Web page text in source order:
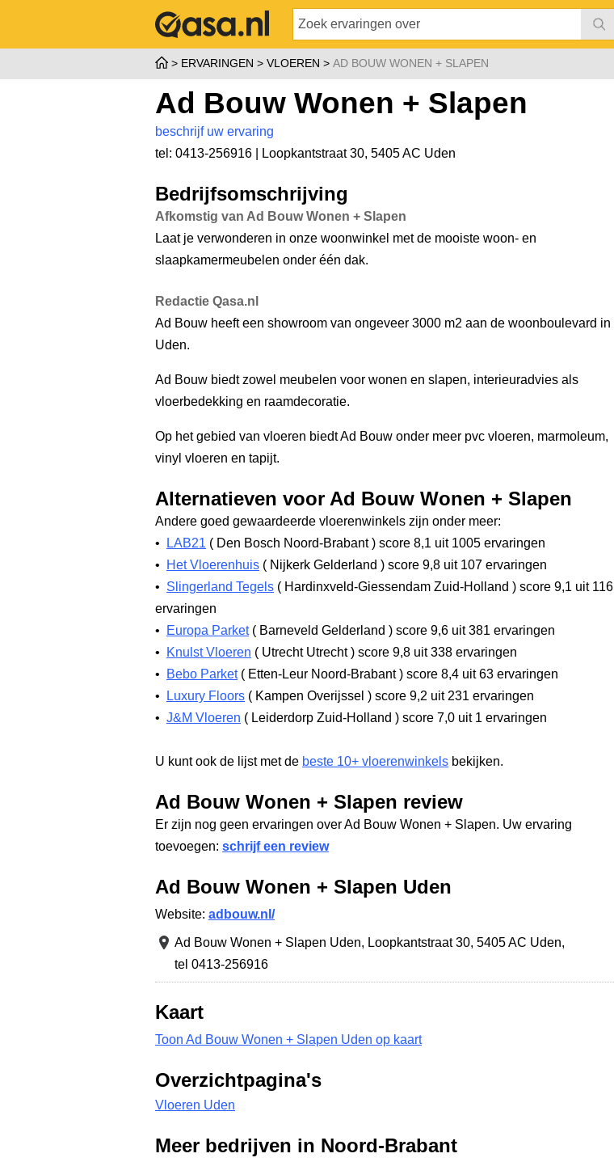
ERVARINGEN VLOEREN AD BOUW WONEN + SLAPEN
Ad Bouw Wonen + Slapen
beschrijf uw ervaring
tel: 0413-256916 |
Loopkantstraat 30, 5405 AC Uden
Bedrijfsomschrijving
Afkomstig van Ad Bouw Wonen + Slapen
Laat je verwonderen in onze woonwinkel met de mooiste woon- en
slaapkamermeubelen onder één dak.
Redactie Qasa.nl
Ad Bouw heeft een showroom van ongeveer 3000 m2 aan de woonboulevard in
Uden.
Ad Bouw biedt zowel meubelen voor wonen en slapen, interieuradvies als
vloerbedekking en raamdecoratie.
Op het gebied van vloeren biedt Ad Bouw onder meer pvc vloeren, marmoleum,
vinyl vloeren en tapijt.
Alternatieven voor Ad Bouw Wonen + Slapen
Andere goed gewaardeerde vloerenwinkels zijn onder meer:
•
LAB21 ( Den Bosch Noord-Brabant) score 8,1 uit 1005 ervaringen
•
Het Vloerenhuis ( Nijkerk Gelderland ) score 9,8 uit 107 ervaringen
• Slingerland Tegels ( Hardinxveld-Giessendam Zuid-Holland ) score 9,1 uit 116
ervaringen
•
Europa Parket ( Barneveld Gelderland ) score 9,6 uit 381 ervaringen
•
Knulst Vloeren ( Utrecht Utrecht) score 9,8 uit 338 ervaringen
•
Bebo Parket ( Etten-Leur Noord-Brabant) score 8,4 uit 63 ervaringen
•
Luxury Floors ( Kampen Overijssel ) score 9,2 uit 231 ervaringen
• J&M Vloeren ( Leiderdorp Zuid-Holland ) score 7,0 uit 1 ervaringen
U kunt ook de lijst met de beste 10+ vloerenwinkels bekijken.
Ad Bouw Wonen + Slapen review
Er zijn nog geen ervaringen over Ad Bouw Wonen + Slapen. Uw ervaring
toevoegen: schrijf een review
Ad Bouw Wonen + Slapen Uden
Website: adbouw.nl/
Ad Bouw Wonen + Slapen Uden, Loopkantstraat 30, 5405 AC Uden,
tel 0413-256916
Kaart
Toon Ad Bouw Wonen + Slapen Uden op kaart
Overzichtpagina's
Vloeren Uden
Meer bedrijven in Noord-Brabant